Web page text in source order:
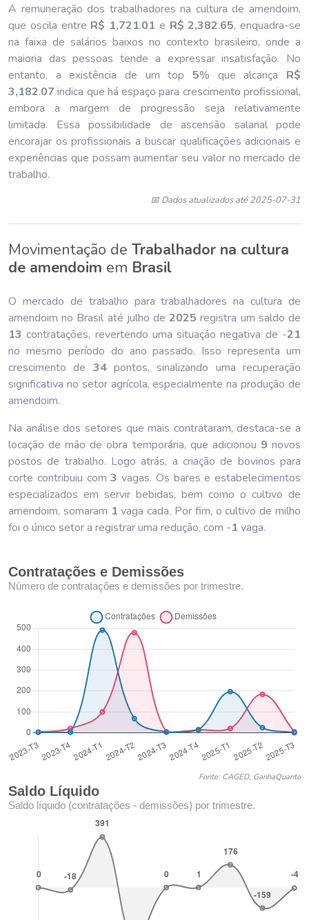
A remuneração dos trabalhadores na cultura de amendoim,
que oscila entre R$ 1,721.01 e R$ 2,382.65, enquadra-se
na faixa de salários baixos no contexto brasileiro, onde a
maioria das pessoas tende a expressar insatisfação. No
entanto, a existência de um top 5% que alcança R$
3,182.07 indica que há espaço para crescimento profissional,
embora a margem de progressão seja relativamente
limitada. Essa possibilidade de ascensão salarial pode
encorajar os profissionais a buscar qualificações adicionais e
experiências que possam aumentar seu valor no mercado de
trabalho.
📅 Dados atualizados até 2025-07-31
Movimentação de Trabalhador na cultura
de amendoim em Brasil
O mercado de trabalho para trabalhadores na cultura de
amendoim no Brasil até julho de2025 registra um saldo de
13 contratações, revertendo uma situação negativa de -21
no mesmo período do ano passado. Isso representa um
crescimento de 34pontos, sinalizando uma recuperação
significativa no setor agrícola, especialmente na produção de
amendoim.
Na análise dos setores que mais contrataram, destaca-se a
locação de mão de obra temporária, que adicionou 9 novos
postos de trabalho. Logo atrás, a criação de bovinos para
corte contribuiu com3 vagas. Os bares e estabelecimentos
especializados em servir bebidas, bem como o cultivo de
amendoim, somaram 1 vaga cada. Por fim, o cultivo de milho
foi o único setor a registrar uma redução, com -1 vaga.
Contratações e Demissões
Número de contratações e demissões por trimestre.
Fonte: CAGED, GanhaQuanto
Saldo Líquido
Saldo líquido (contratações - demissões) por trimestre.